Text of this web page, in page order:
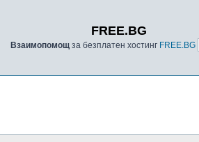
FREE.BG
Взаимопомощза безплатен хостинг FREE.BG